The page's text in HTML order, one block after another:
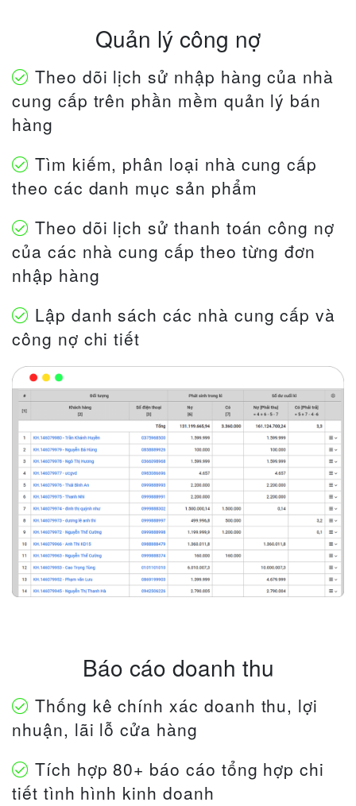
Quản lý công nợ
Theo dõi lịch sử nhập hàng của nhà
cung cấp trên phần mềm quản lý bán
hàng
Tìm kiếm, phân loại nhà cung cấp
theo các danh mục sản phẩm
Theo dõi lịch sử thanh toán công nợ
của các nhà cung cấp theo từng đơn
nhập hàng
Lập danh sách các nhà cung cấp và
công nợ chi tiết
Báo cáo doanh thu
Thống kê chính xác doanh thu, lợi
nhuận, lãi lỗ cửa hàng
Tích hợp 80+ báo cáo tổng hợp chi
tiết tình hình kinh doanh